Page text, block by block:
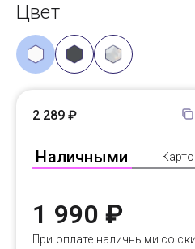
Цвет
Наличными
2 289 ₽
1 990 ₽
При оплате наличными со